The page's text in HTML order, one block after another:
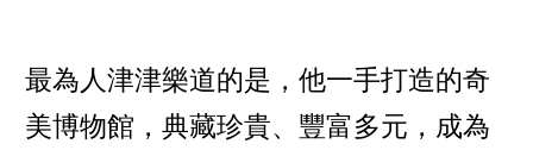
最為人津津樂道的是，他一手打造的奇
美博物館，典藏珍貴、豐富多元，成為